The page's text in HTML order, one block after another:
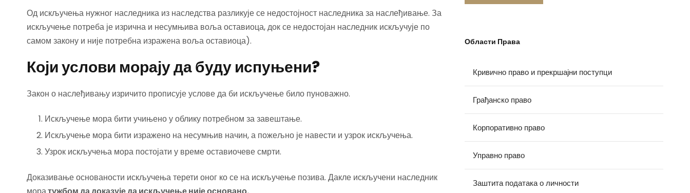
Од искључења нужног наследника из наследства разликује се недостојност наследника за наслеђивање. За
искључење потреба је изрична и несумњива воља оставиоца, док се недостојан наследник искључује по
самом закону и није потребна изражена воља оставиоца).
Који услови морају да буду испуњени?
Закон о наслеђивању изричито прописује услове да би искључење било пуноважно.
Искључење мора бити учињено у облику потребном за завештање.
Искључење мора бити изражено на несумњив начин, а пожељно је навести и узрок искључења.
Узрок искључења мора постојати у време оставиочеве смрти.
Доказивање основаности искључења терети оног ко се на искључење позива. Дакле искључени наследник
Области Права
Кривично право и прекршајни поступци
Грађанско право
Корпоративно право
Управно право
Заштита података о личности